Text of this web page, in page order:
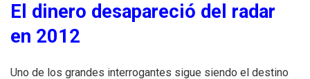
El dinero desapareció del radar
en 2012
Uno de los grandes interrogantes sigue siendo el destino